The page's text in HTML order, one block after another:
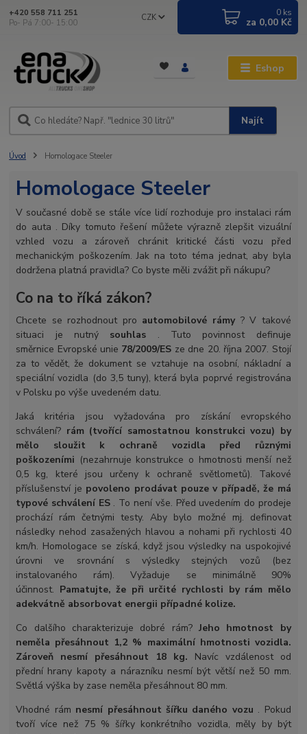
Eshop
CZK
Najít
+420 558 711 251
Po- Pá 7:00- 15:00
0 ks
za 0,00 Kč
Úvod Homologace Steeler
Homologace Steeler
V současné době se stále více lidí rozhoduje pro instalaci rám
do auta . Díky tomuto řešení můžete výrazně zlepšit vizuální
vzhled vozu a zároveň chránit kritické části vozu před
mechanickým poškozením. Jak na toto téma jednat, aby byla
dodržena platná pravidla? Co byste měli zvážit při nákupu?
Co na to říká zákon?
Chcete se rozhodnout pro automobilové rámy? V takové
situaci je nutný souhlas . Tuto povinnost definuje
směrnice Evropské unie 78/2009/ES ze dne 20. října 2007. Stojí
za to vědět, že dokument se vztahuje na osobní, nákladní a
speciální vozidla (do 3,5 tuny), která byla poprvé registrována
v Polsku po výše uvedeném datu.
Jaká kritéria jsou vyžadována pro získání evropského
schválení? rám (tvořící samostatnou konstrukci vozu) by
mělo sloužit k ochraně vozidla před různými
poškozeními (nezahrnuje konstrukce o hmotnosti menší než
0,5 kg, které jsou určeny k ochraně světlometů). Takové
příslušenství je povoleno prodávat pouze v případě, že má
typové schválení ES. To není vše. Před uvedením do prodeje
prochází rám četnými testy. Aby bylo možné mj. definovat
následky nehod zasažených hlavou a nohami při rychlosti 40
km/h. Homologace se získá, když jsou výsledky na uspokojivé
úrovni ve srovnání s výsledky stejných vozů (bez
instalovaného rám). Vyžaduje se minimálně 90%
účinnost. Pamatujte, že při určité rychlosti by rám mělo
adekvátně absorbovat energii případné kolize.
Co dalšího charakterizuje dobré rám?Jeho hmotnost by
neměla přesáhnout 1,2 % maximální hmotnosti vozidla.
Zároveň nesmí přesáhnout 18 kg. Navíc vzdálenost od
přední hrany kapoty a nárazníku nesmí být větší než 50 mm.
Světlá výška by zase neměla přesáhnout 80 mm.
Vhodné rám nesmí přesáhnout šířku daného vozu . Pokud
tvoří více než 75 % šířky konkrétního vozidla, měly by být